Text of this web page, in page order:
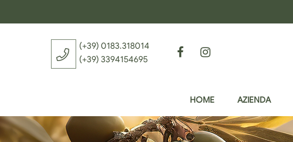
(+39) 0183.318014
(+39) 3394154695
Facebook
HOME AZIENDA